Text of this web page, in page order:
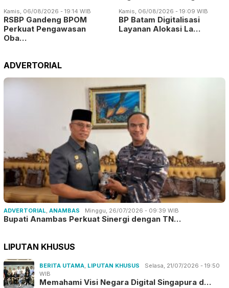
Kamis, 06/08/2026 - 19:14 WIB
RSBP Gandeng BPOM
Perkuat Pengawasan
Oba…
Kamis, 06/08/2026 - 19:09 WIB
BP Batam Digitalisasi
Layanan Alokasi La…
ADVERTORIAL
ADVERTORIAL, ANAMBAS Minggu, 26/07/2026 - 09:39 WIB
Bupati Anambas Perkuat Sinergi dengan TN…
LIPUTAN KHUSUS
BERITA UTAMA, LIPUTAN KHUSUS
Selasa, 21/07/2026 - 19:50
WIB
Memahami Visi Negara Digital Singapura d…